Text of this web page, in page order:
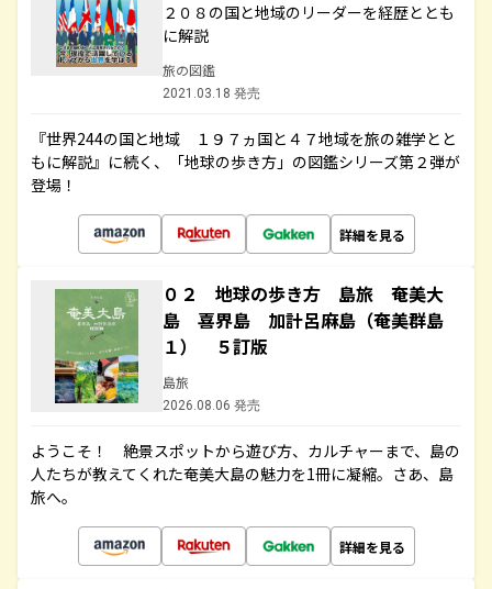
２０８の国と地域のリーダーを経歴ととも
に解説
旅の図鑑
2021.03.18 発売
『世界244の国と地域 １９７ヵ国と４７地域を旅の雑学とと
もに解説』に続く、「地球の歩き方」の図鑑シリーズ第２弾が
登場！
詳細を見る
０２ 地球の歩き方 島旅 奄美大
島 喜界島 加計呂麻島（奄美群島
１） ５訂版
島旅
2026.08.06 発売
ようこそ！ 絶景スポットから遊び方、カルチャーまで、島の
人たちが教えてくれた奄美大島の魅力を1冊に凝縮。さあ、島
旅へ。
詳細を見る